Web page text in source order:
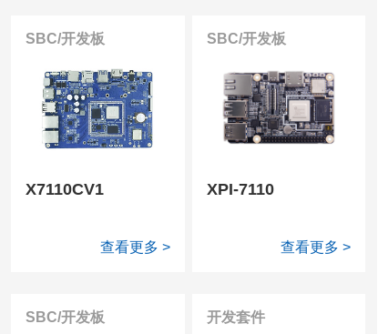
SBC/开发板
X7110CV1
查看更多 >
SBC/开发板
XPI-7110
查看更多 >
SBC/开发板 开发套件